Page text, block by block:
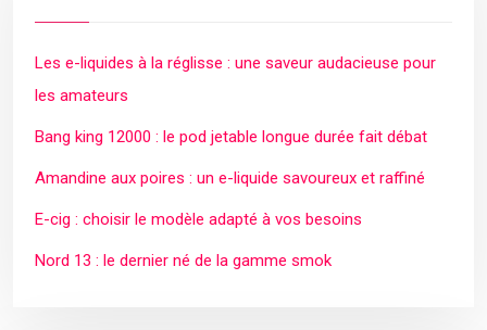
Les e-liquides à la réglisse : une saveur audacieuse pour
les amateurs
Bang king 12000 : le pod jetable longue durée fait débat
Amandine aux poires : un e-liquide savoureux et raffiné
E-cig : choisir le modèle adapté à vos besoins
Nord 13 : le dernier né de la gamme smok